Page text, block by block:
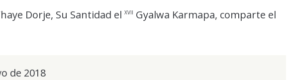
Dorje, Su Santidad elXVII Gyalwa Karmapa, comparte el
de 2018